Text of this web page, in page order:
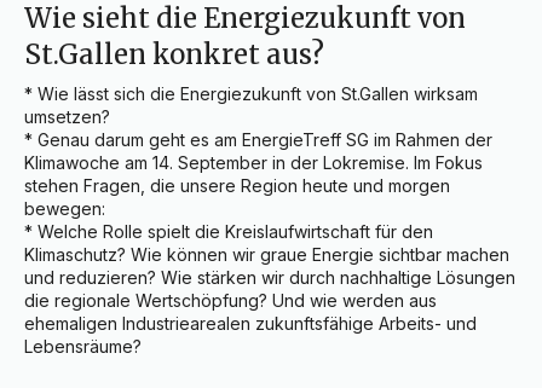
Wie sieht die Energiezukunft von
St.Gallen konkret aus?
* Wie lässt sich die Energiezukunft von St.Gallen wirksam
umsetzen?
* Genau darum geht es am EnergieTreff SG im Rahmen der
Klimawoche am 14. September in der Lokremise. Im Fokus
stehen Fragen, die unsere Region heute und morgen
bewegen:
* Welche Rolle spielt die Kreislaufwirtschaft für den
Klimaschutz? Wie können wir graue Energie sichtbar machen
und reduzieren? Wie stärken wir durch nachhaltige Lösungen
die regionale Wertschöpfung? Und wie werden aus
ehemaligen Industriearealen zukunftsfähige Arbeits- und
Lebensräume?